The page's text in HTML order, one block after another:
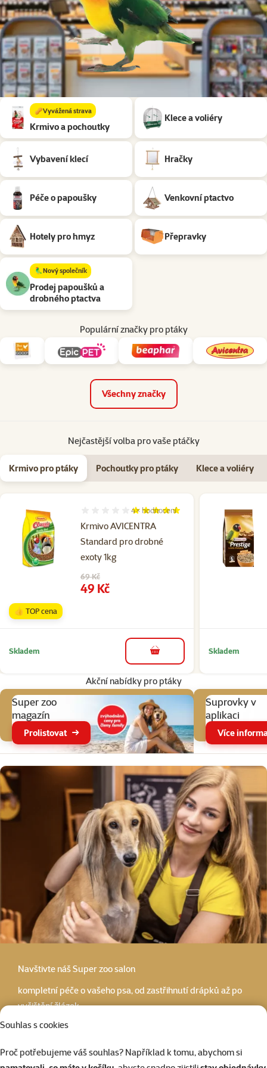
Souhlas s cookies
Proč potřebujeme váš souhlas? Například k tomu, abychom si
Podkategorie
🥜Vyvážená strava
Krmivo a pochoutky
Klece a voliéry
Vybavení klecí Hračky
Péče o papoušky Venkovní ptactvo
Hotely pro hmyz Přepravky
🦜Nový společník
Prodej papoušků a
drobného ptactva
Populární značky pro ptáky
Všechny značky
Nejčastější volba pro vaše ptáčky
Krmivo pro ptáky Pochoutky pro ptáky Klece a voliéry
Krmivo AVICENTRA
Standard pro drobné
exoty 1kg
Hodnocení 100%, počet hodnocení: 4
4× hodnocení
Původní cena
69 Kč
Cena
49 Kč
👍 TOP cena
Skladem do košíku Skladem
Akční nabídky pro ptáky
Super zoo
magazín
Prolistovat
Suprovky v
aplikaci
Více
Navštivte nášSuper zoo salon
kompletní péče o vašeho psa, od zastřihnutí drápků až po
vyčištění žlázek